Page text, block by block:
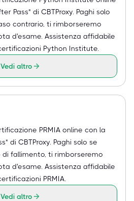
Pass" di CBTProxy. Paghi solo
contrario, ti rimborseremo
d'esame. Assistenza affidabile
Python Institute.
Vedi altro
PRMIA online con la
di CBTProxy. Paghi solo se
di fallimento, ti rimborseremo
d'esame. Assistenza affidabile
PRMIA.
Vedi altro